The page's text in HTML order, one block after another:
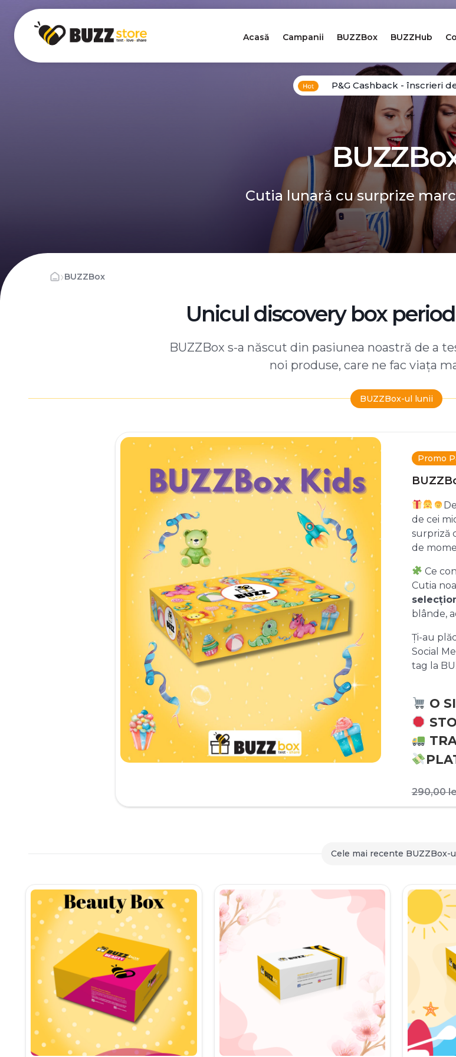
Acasă Campanii BUZZBox BUZZHub
P&G Cashback - înscrieri
Cutia lunară cu surprize
›BUZZBox
Unicul discovery box
BUZZBox s-a născut din pasiunea noastră de a
noi produse, care ne fac viața
BUZZBox-ul lunii
Promo
de cei
surpriză
de
Ce
Cutia
blânde,
Ți-au
Social
tag la
O
290,00
Cele mai recente BUZZBox-